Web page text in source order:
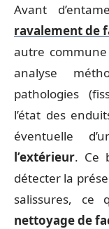
Avant
ravalement de
autre
analyse
pathologies
l’état des
éventuelle
l’extérieur. Ce
détecter la
salissures, ce
nettoyage de